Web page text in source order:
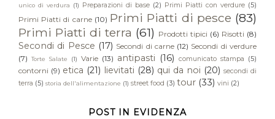
unico di verdura
(1) Preparazioni di base (2) Primi Piatti con verdure (5)
Primi Piatti di carne (10) Primi Piatti di pesce (83)
Primi Piatti di terra (61) Prodotti tipici (6) Risotti (8)
Secondi di Pesce (17) Secondi di carne (12) Secondi di verdure
(7)
Torte Salate (1) Varie (13) antipasti (16) comunicato stampa (5)
contorni (9) etica (21) lievitati (28) qui da noi (20) secondi di
terra (5) storia dell'alimentazione (1) street food (3) tour (33) vini (2)
POST IN EVIDENZA